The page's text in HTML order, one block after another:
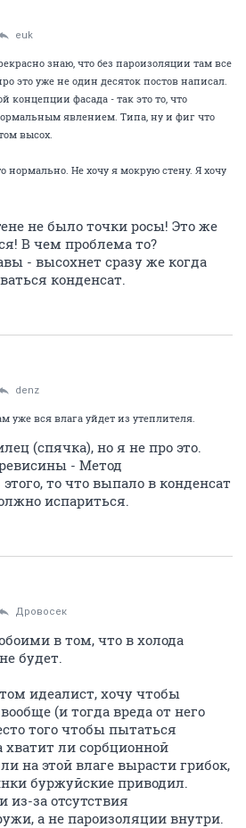
euk
знаю, что без пароизоляции там все
это уже не один десяток постов написал.
концепции фасада - так это то, что
явлением. Типа, ну и фиг что
высох.
нормально. Не хочу я мокрую стену. Я хочу
не было точки росы! Это же
В чем проблема то?
- высохнет сразу же когда
конденсат.
denz
уже вся влага уйдет из утеплителя.
(спячка), но я не про это.
- Метод
то что выпало в конденсат
испариться.
Дровосек
в том, что в холода
будет.
идеалист, хочу чтобы
(и тогда вреда от него
того чтобы пытаться
хватит ли сорбционной
на этой влаге вырасти грибок,
буржуйские приводил.
из-за отсутствия
а не пароизоляции внутри.